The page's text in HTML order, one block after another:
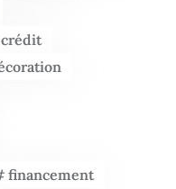
crédit
financement